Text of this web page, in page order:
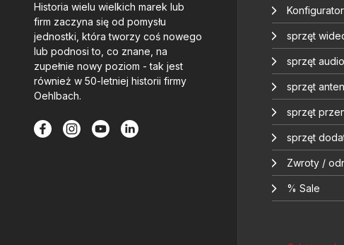
Historia wielu wielkich marek lub
firm zaczyna się od pomysłu
jednostki, która tworzy coś nowego
lub podnosi to, co znane, na
zupełnie nowy poziom - tak jest
również w 50-letniej historii firmy
Oehlbach.
sprzęt
sprzęt audio
sprzęt
sprzęt
sprzęt
Zwroty /
% Sale